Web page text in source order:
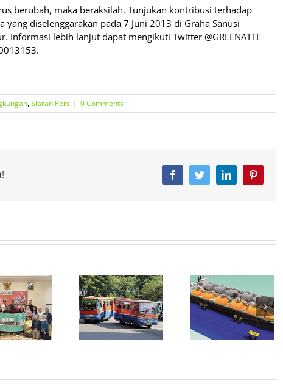
berubah, maka beraksilah. Tunjukan kontribusi terhadap
diselenggarakan pada 7 Juni 2013 di Graha Sanusi
Informasi lebih lanjut dapat mengikuti Twitter @GREENATTE
,Siaran Pers | 0 Comments
FacebookTwitterLinkedIn
Jakarta
Terancam
Kembali ke
Era
Kendaraan
FSRU Bukan
Solusi: Bali
Tidak Butuh
Tambahan
Infrastruktur
Kerentanan
Proyek
Transisi
Energi di